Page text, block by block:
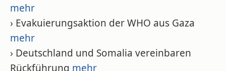
mehr
› Evakuierungsaktion der WHO aus Gaza
mehr
› Deutschland und Somalia vereinbaren
Rückführung mehr